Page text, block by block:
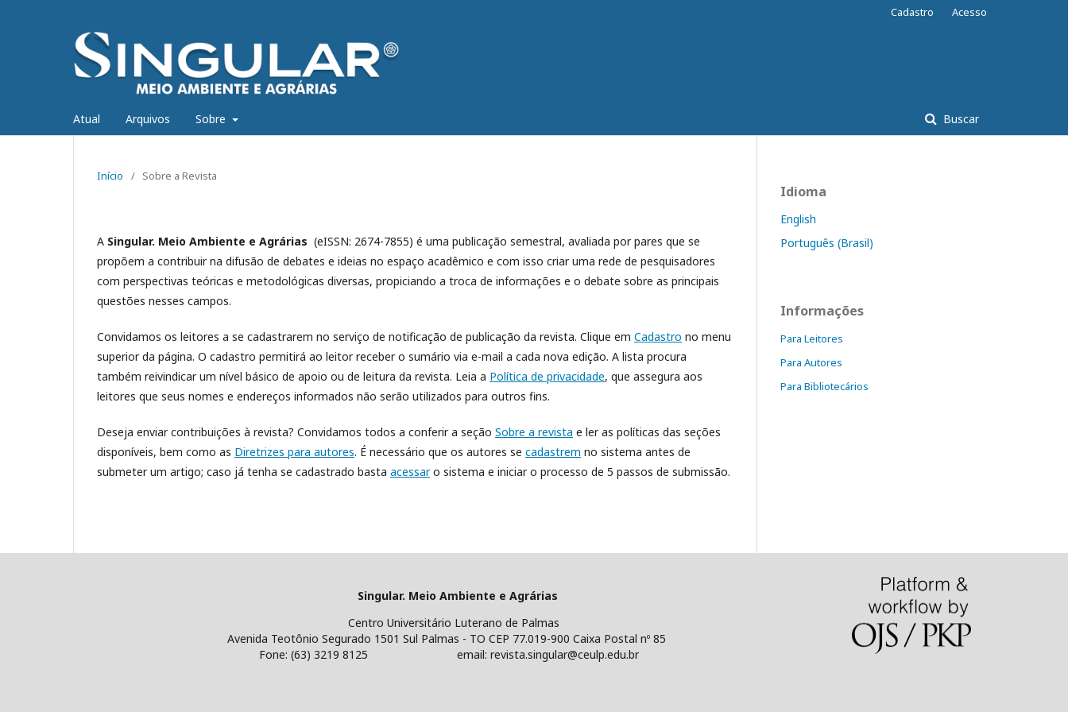
Atual Arquivos Sobre Buscar
Cadastro Acesso
Início / Sobre a Revista
A Singular. Meio Ambiente e Agrárias (eISSN: 2674-7855) é uma publicação semestral, avaliada por pares que se
propõem a contribuir na difusão de debates e ideias no espaço acadêmico e com isso criar uma rede de pesquisadores
com perspectivas teóricas e metodológicas diversas, propiciando a troca de informações e o debate sobre as principais
questões nesses campos.
Convidamos os leitores a se cadastrarem no serviço de notificação de publicação da revista. Clique em Cadastro no menu
superior da página. O cadastro permitirá ao leitor receber o sumário via e-mail a cada nova edição. A lista procura
também reivindicar um nível básico de apoio ou de leitura da revista. Leia a Política de privacidade, que assegura aos
leitores que seus nomes e endereços informados não serão utilizados para outros fins.
Deseja enviar contribuições à revista? Convidamos todos a conferir a seção Sobre a revista e ler as políticas das seções
disponíveis, bem como as Diretrizes para autores. É necessário que os autores se cadastrem no sistema antes de
submeter um artigo; caso já tenha se cadastrado basta acessaro sistema e iniciar o processo de 5 passos de submissão.
Idioma
English
Português (Brasil)
Informações
Para Leitores
Para Autores
Para Bibliotecários
Singular. Meio Ambiente e Agrárias
Centro Universitário Luterano de Palmas
Avenida Teotônio Segurado 1501 Sul Palmas - TO CEP 77.019-900 Caixa Postal nº 85
Fone: (63) 3219 8125 email: revista.singular@ceulp.edu.br